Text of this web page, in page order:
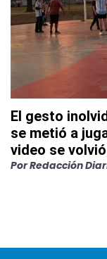
El gesto
se metió a
video se
PorRedacción